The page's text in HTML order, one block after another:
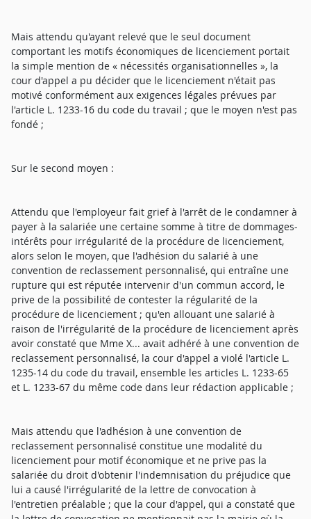
Mais attendu qu'ayant relevé que le seul document
comportant les motifs économiques de licenciement portait
la simple mention de « nécessités organisationnelles », la
cour d'appel a pu décider que le licenciement n'était pas
motivé conformément aux exigences légales prévues par
l'article L. 1233-16 du code du travail ; que le moyen n'est pas
fondé ;
Sur le second moyen :
Attendu que l'employeur fait grief à l'arrêt de le condamner à
payer à la salariée une certaine somme à titre de dommages-
intérêts pour irrégularité de la procédure de licenciement,
alors selon le moyen, que l'adhésion du salarié à une
convention de reclassement personnalisé, qui entraîne une
rupture qui est réputée intervenir d'un commun accord, le
prive de la possibilité de contester la régularité de la
procédure de licenciement ; qu'en allouant une salarié à
raison de l'irrégularité de la procédure de licenciement après
avoir constaté que Mme X... avait adhéré à une convention de
reclassement personnalisé, la cour d'appel a violé l'article L.
1235-14 du code du travail, ensemble les articles L. 1233-65
et L. 1233-67 du même code dans leur rédaction applicable ;
Mais attendu que l'adhésion à une convention de
reclassement personnalisé constitue une modalité du
licenciement pour motif économique et ne prive pas la
salariée du droit d'obtenir l'indemnisation du préjudice que
lui a causé l'irrégularité de la lettre de convocation à
l'entretien préalable ; que la cour d'appel, qui a constaté que